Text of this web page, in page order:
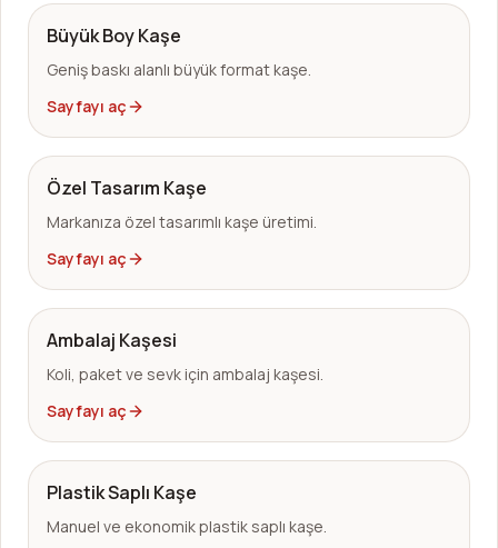
Büyük Boy Kaşe
Geniş baskı alanlı büyük format kaşe.
Sayfayı aç
Özel Tasarım Kaşe
Markanıza özel tasarımlı kaşe üretimi.
Sayfayı aç
Ambalaj Kaşesi
Koli, paket ve sevk için ambalaj kaşesi.
Sayfayı aç
Plastik Saplı Kaşe
Manuel ve ekonomik plastik saplı kaşe.